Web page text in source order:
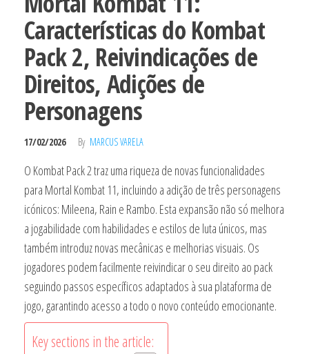
Características do Kombat
Pack 2, Reivindicações de
Direitos, Adições de
Personagens
17/02/2026 By MARCUS VARELA
O Kombat Pack 2 traz uma riqueza de novas funcionalidades
para Mortal Kombat 11, incluindo a adição de três personagens
icónicos: Mileena, Rain e Rambo. Esta expansão não só melhora
a jogabilidade com habilidades e estilos de luta únicos, mas
também introduz novas mecânicas e melhorias visuais. Os
jogadores podem facilmente reivindicar o seu direito ao pack
seguindo passos específicos adaptados à sua plataforma de
jogo, garantindo acesso a todo o novo conteúdo emocionante.
Key sections in the article: